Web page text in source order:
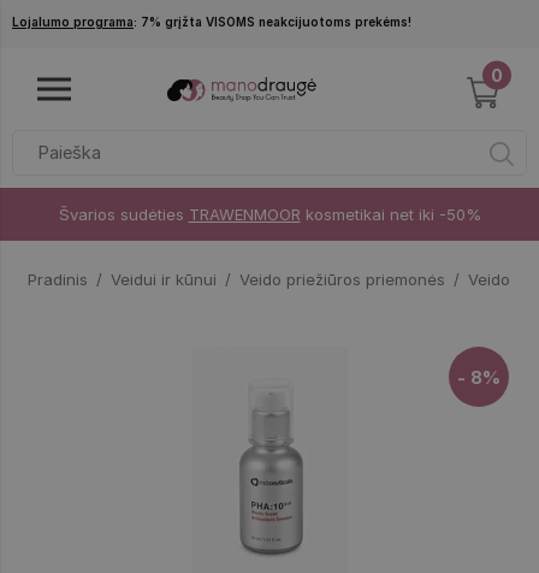
Pereiti į pagrindinį turinį
Lojalumo programa: 7% grįžta VISOMS neakcijuotoms prekėms!
0
Švarios sudėties TRAWENMOOR kosmetikai net iki -50%
Pradinis Veidui ir kūnui Veido priežiūros priemonės Veido
- 8%